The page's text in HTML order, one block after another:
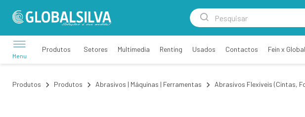
Menu
Produtos Setores Multimedia Renting Usados Contactos Fein x
Produtos Produtos Abrasivos | Máquinas | Ferramentas Abrasivos Flexíveis (Cintas,